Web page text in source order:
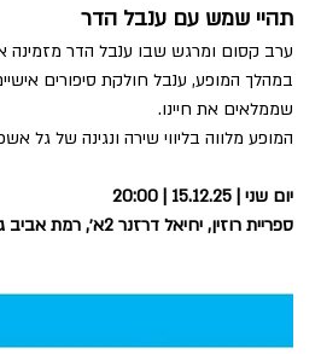
תהיי שמש עם ענבל הדר
ערב קסום ומרגש שבו ענבל הדר מזמינה
במהלך המופע, ענבל חולקת סיפורים
שממלאים את חיינו.
המופע מלווה בליווי שירה ונגינה של גל
יום שני | 15.12.25 | 20:00
ספריית רוזין, יחיאל דרזנר 2א׳, רמת אביב ג׳